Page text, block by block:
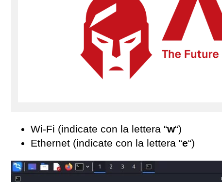
Wi-Fi (indicate con la lettera “w“)
Ethernet (indicate con la lettera “e“)